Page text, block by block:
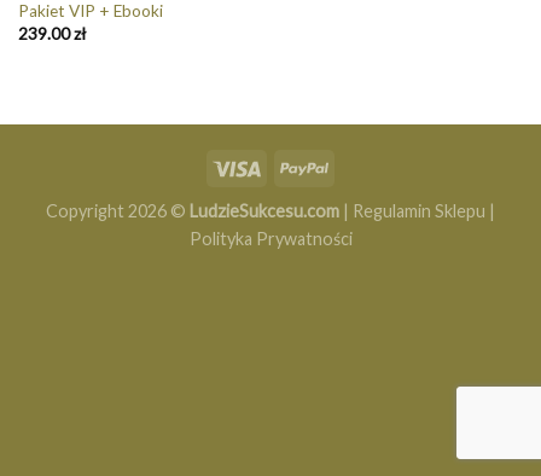
Pakiet VIP + Ebooki
239.00zł
Copyright 2026 © LudzieSukcesu.com | Regulamin Sklepu |
Polityka Prywatności